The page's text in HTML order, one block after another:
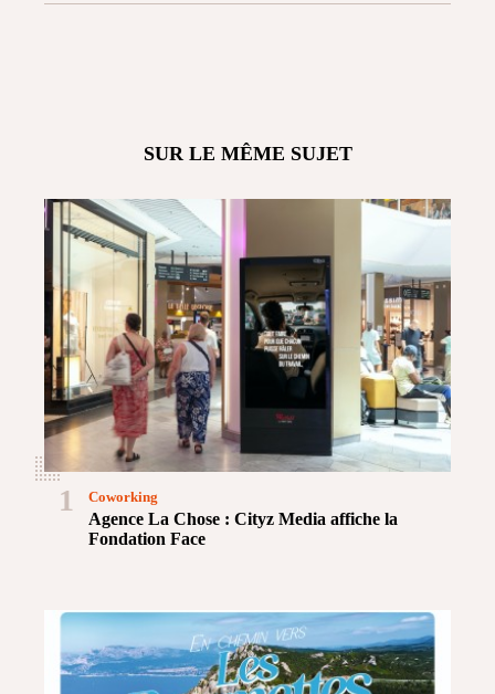
SUR LE MÊME SUJET
1
Agence La Chose : Cityz Media affiche la
Fondation Face
Coworking